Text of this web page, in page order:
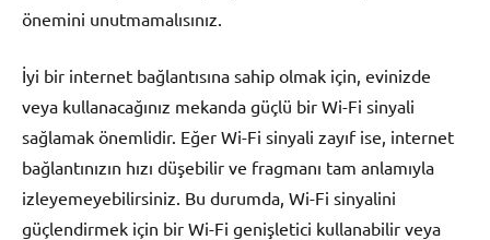
önemini unutmamalısınız.
İyi bir internet bağlantısına sahip olmak için, evinizde
veya kullanacağınız mekanda güçlü bir Wi-Fi sinyali
sağlamak önemlidir. Eğer Wi-Fi sinyali zayıf ise, internet
bağlantınızın hızı düşebilir ve fragmanı tam anlamıyla
izleyemeyebilirsiniz. Bu durumda, Wi-Fi sinyalini
güçlendirmek için bir Wi-Fi genişletici kullanabilir veya